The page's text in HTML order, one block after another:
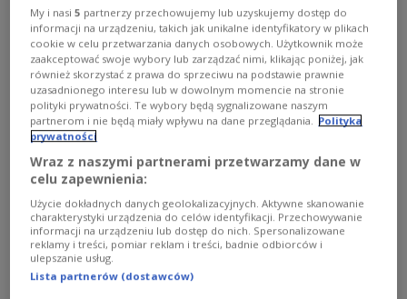
Bemerkung von Vizepräsident J.D. Vance gewesen,
der die Attacke als Fehler bezeichnete, da diese in
einem Moment komme, in dem der Präsident
„maximalen Druck auf Europa“ ausüben wolle.
Sicherheitsberater Mike Waltz habe hinzugefügt,
seine Dienste würden bereits an einer
Kostenaufstellung arbeiten, die Europa in
Rechnung gestellt werden solle. Es, so Bielecki, sei
niemandem in den Sinn gekommen, zu schreiben,
dass sich in dieser Frage niemand mit den
europäischen Partnern abgesprochen habe.
Prawdziwy sekret Białego Domu – Donald
My i nasi5 partnerzy przechowujemy lub uzyskujemy dostęp do
informacji na urządzeniu, takich jak unikalne identyfikatory w plikach
cookie w celu przetwarzania danych osobowych. Użytkownik może
zaakceptować swoje wybory lub zarządzać nimi, klikając poniżej, jak
również skorzystać z prawa do sprzeciwu na podstawie prawnie
uzasadnionego interesu lub w dowolnym momencie na stronie
polityki prywatności. Te wybory będą sygnalizowane naszym
partnerom i nie będą miały wpływu na dane przeglądania.
Polityka
prywatności
Wraz z naszymi partnerami przetwarzamy dane w
celu zapewnienia:
Użycie dokładnych danych geolokalizacyjnych. Aktywne skanowanie
charakterystyki urządzenia do celów identyfikacji. Przechowywanie
informacji na urządzeniu lub dostęp do nich. Spersonalizowane
reklamy i treści, pomiar reklam i treści, badnie odbiorców i
ulepszanie usług.
Lista partnerów (dostawców)